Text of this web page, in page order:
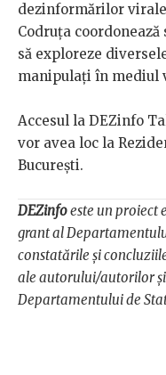
dezinformărilor virale
Codruța
să exploreze
manipulați în mediul
Accesul la DEZinfo
vor avea loc la
București.
DEZinfoeste un
grant al
constatările şi
ale autorului/autorilor
Departamentului de Stat